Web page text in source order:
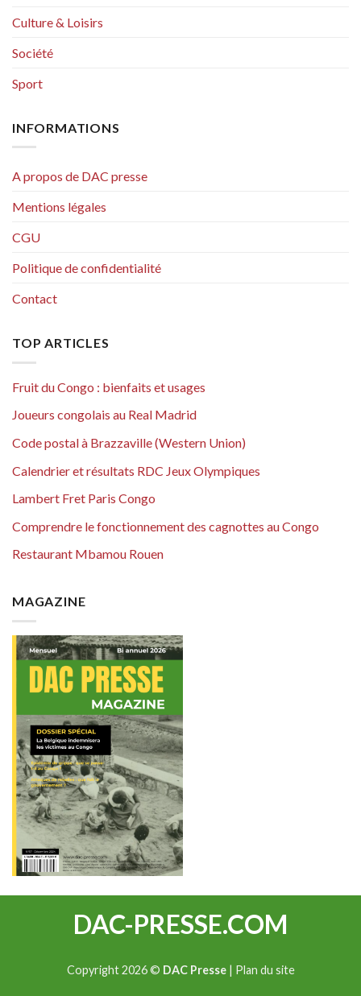
Culture & Loisirs
Société
Sport
INFORMATIONS
A propos de DAC presse
Mentions légales
CGU
Politique de confidentialité
Contact
TOP ARTICLES
Fruit du Congo : bienfaits et usages
Joueurs congolais au Real Madrid
Code postal à Brazzaville (Western Union)
Calendrier et résultats RDC Jeux Olympiques
Lambert Fret Paris Congo
Comprendre le fonctionnement des cagnottes au Congo
Restaurant Mbamou Rouen
MAGAZINE
DAC-PRESSE.COM
Copyright 2026 © DAC Presse| Plan du site